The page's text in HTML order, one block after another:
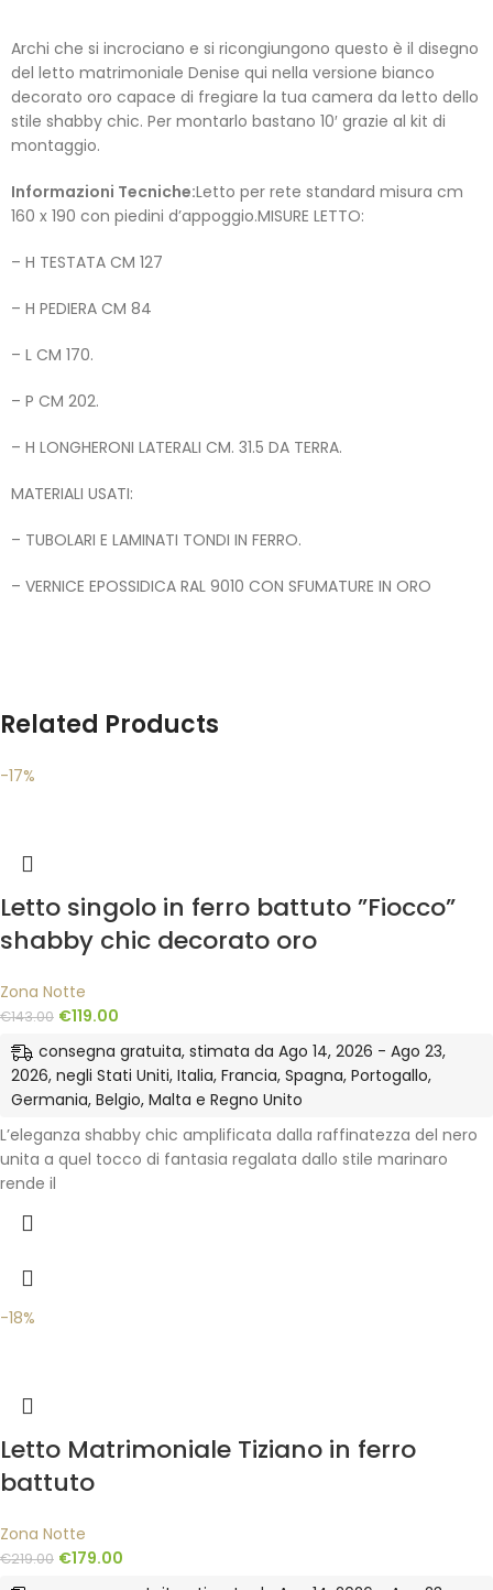
Archi che si incrociano e si ricongiungono questo è il disegno
del letto matrimoniale Denise qui nella versione bianco
decorato oro capace di fregiare la tua camera da letto dello
stile shabby chic. Per montarlo bastano 10′ grazie al kit di
montaggio.
Informazioni Tecniche:Letto per rete standard misura cm
160 x 190 con piedini d’appoggio.MISURE LETTO:
– H TESTATA CM 127
– H PEDIERA CM 84
– L CM 170.
– P CM 202.
– H LONGHERONI LATERALI CM. 31.5 DA TERRA.
MATERIALI USATI:
– TUBOLARI E LAMINATI TONDI IN FERRO.
– VERNICE EPOSSIDICA RAL 9010 CON SFUMATURE IN ORO
Related Products
-17%
Letto singolo in ferro battuto ”Fiocco”
shabby chic decorato oro
Zona Notte
€143.00 €119.00
consegna gratuita, stimata da Ago 14, 2026 - Ago 23,
2026, negli Stati Uniti, Italia, Francia, Spagna, Portogallo,
Germania, Belgio, Malta e Regno Unito
L’eleganza shabby chic amplificata dalla raffinatezza del nero
unita a quel tocco di fantasia regalata dallo stile marinaro
rende il
-18%
Letto Matrimoniale Tiziano in ferro
battuto
Zona Notte
€219.00 €179.00